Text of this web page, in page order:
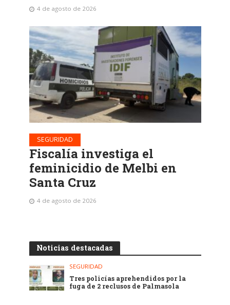
4 de agosto de 2026
SEGURIDAD
Fiscalía investiga el
feminicidio de Melbi en
Santa Cruz
4 de agosto de 2026
Noticias destacadas
SEGURIDAD
Tres policías aprehendidos por la
fuga de 2 reclusos de Palmasola